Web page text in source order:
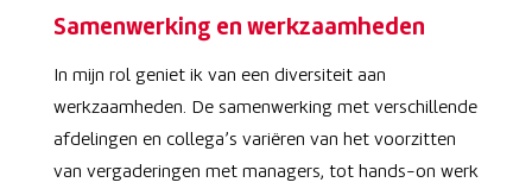
Samenwerking en werkzaamheden
In mijn rol geniet ik van een diversiteit aan
werkzaamheden. De samenwerking met verschillende
afdelingen en collega’s variëren van het voorzitten
van vergaderingen met managers, tot hands-on werk